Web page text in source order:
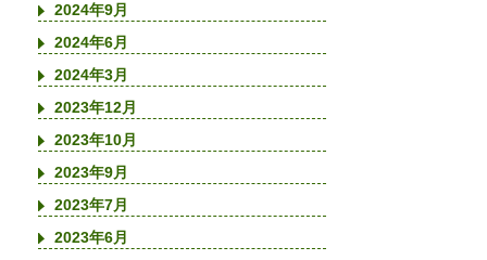
2024年9月
2024年6月
2024年3月
2023年12月
2023年10月
2023年9月
2023年7月
2023年6月